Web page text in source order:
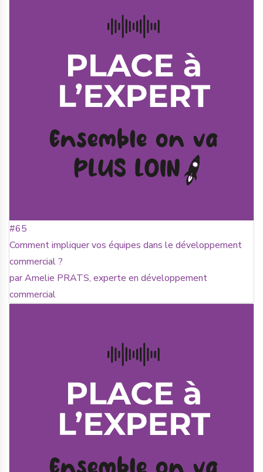
#65
Comment impliquer vos équipes dans le développement
commercial ?
par Amelie PRATS, experte en développement
commercial